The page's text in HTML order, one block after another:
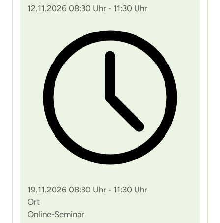
12.11.2026 08:30 Uhr - 11:30 Uhr
19.11.2026 08:30 Uhr - 11:30 Uhr
Ort
Online-Seminar